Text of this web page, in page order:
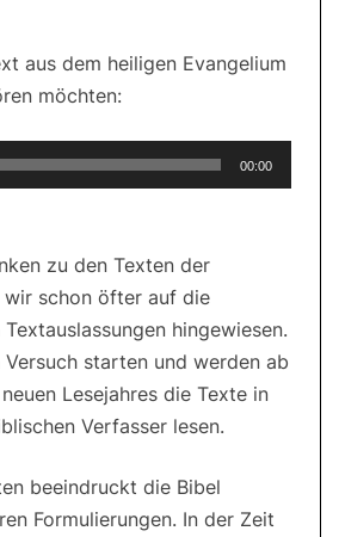
aus dem heiligen Evangelium
möchten:
00:00
zu den Texten der
wir schon öfter auf die
hingewiesen.
starten und werden ab
Lesejahres die Texte in
Verfasser lesen.
beeindruckt die Bibel
Formulierungen. In der Zeit